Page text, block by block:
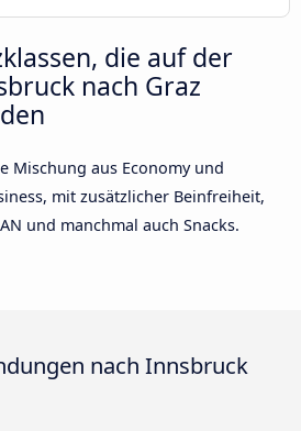
die auf der
nach Graz
Mischung aus Economy und
mit zusätzlicher Beinfreiheit,
und manchmal auch Snacks.
nach Innsbruck